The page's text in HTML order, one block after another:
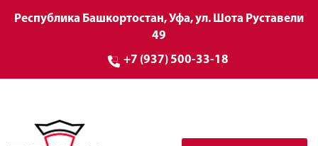
Республика Башкортостан, Уфа, ул. Шота Руставели
49
+7 (937) 500-33-18